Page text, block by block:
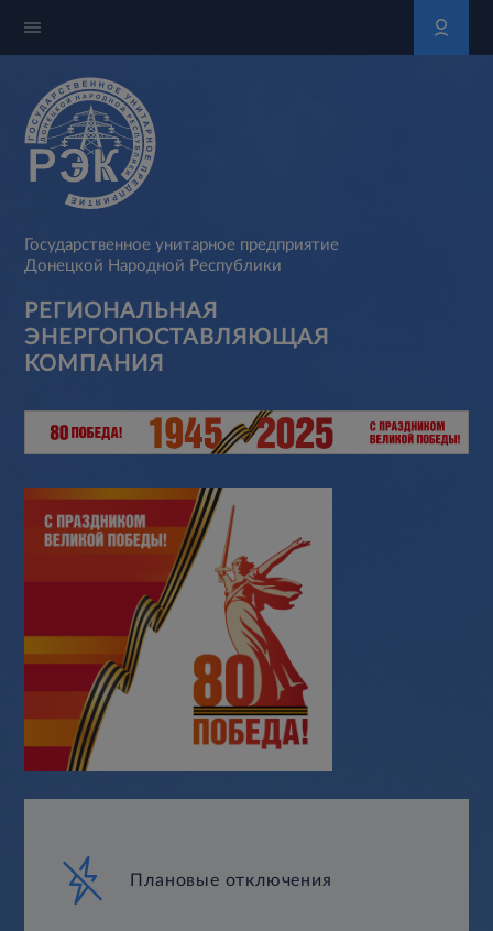
Государственное унитарное предприятие
Донецкой Народной Республики
РЕГИОНАЛЬНАЯ
ЭНЕРГОПОСТАВЛЯЮЩАЯ
КОМПАНИЯ
Плановые отключения